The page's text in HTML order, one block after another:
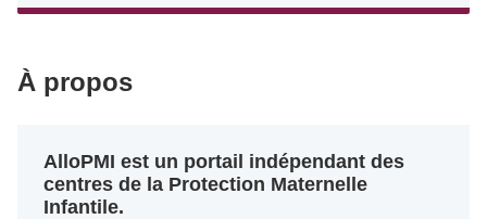
À propos
AlloPMI est un portail indépendant des
centres de la Protection Maternelle
Infantile.